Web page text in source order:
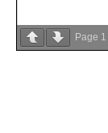
Page 1